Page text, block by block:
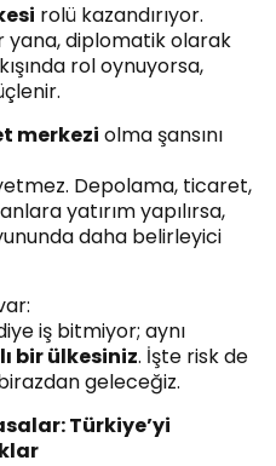
rolü kazandırıyor.
yana, diplomatik olarak
rol oynuyorsa,
merkezi olma şansını
Depolama, ticaret,
yatırım yapılırsa,
daha belirleyici
iş bitmiyor; aynı
bir ülkesiniz. İşte risk de
geleceğiz.
Türkiye’yi